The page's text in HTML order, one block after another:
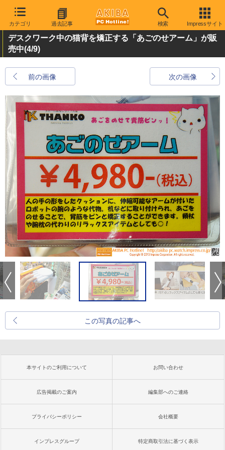
カテゴリ 過去記事 検索 Impressサイト
デスクワーク中の猫背を矯正する「あごのせアーム」が販
売中(4/9)
前の画像 次の画像
この写真の記事へ
本サイトのご利用について お問い合わせ
広告掲載のご案内 編集部へのご連絡
プライバシーポリシー 会社概要
インプレスグループ 特定商取引法に基づく表示